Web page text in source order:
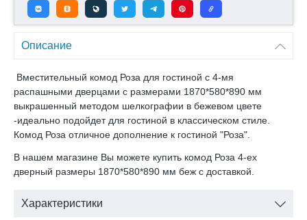
Описание
Вместительный комод Роза для гостиной с 4-мя
распашными дверцами с размерами 1870*580*890 мм
выкрашенный методом шелкографии в бежевом цвете
-идеально подойдет для гостиной в классическом стиле.
Комод Роза отличное дополнение к гостиной "Роза".
В нашем магазине Вы можете купить комод Роза 4-ех
дверный размеры 1870*580*890 мм беж с доставкой.
Характеристики